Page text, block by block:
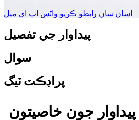
اسان سان رابطو ڪريو واٽس اپ اي ميل
پيداوار جي تفصيل
سوال
پراڊڪٽ ٽيگ
پيداوار جون خاصيتون